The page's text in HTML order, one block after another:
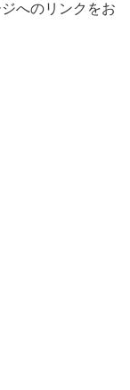
へのリンクをお